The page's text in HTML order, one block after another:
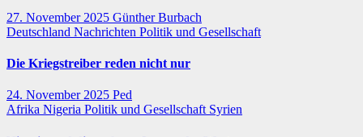
27. November 2025 Günther Burbach
Deutschland Nachrichten Politik und Gesellschaft
Die Kriegstreiber reden nicht nur
24. November 2025 Ped
Afrika Nigeria Politik und Gesellschaft Syrien